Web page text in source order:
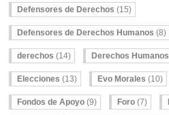
Defensores de Derechos (15)
Defensores de Derechos Humanos (8)
derechos (14) Derechos Humanos
Elecciones (13) Evo Morales (10)
Fondos de Apoyo (9) Foro (7)